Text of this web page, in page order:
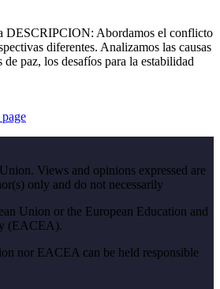
DESCRIPCION: Abordamos el conflicto
diferentes. Analizamos las causas
paz, los desafíos para la estabilidad
Views and opinions expressed are
only and do not necessarily
Union or the European Education and
(EACEA).
nor EACEA can be held responsible